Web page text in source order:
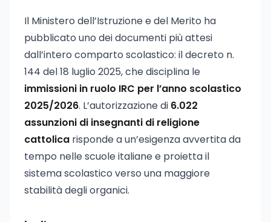
Il Ministero dell’Istruzione e del Merito ha
pubblicato uno dei documenti più attesi
dall’intero comparto scolastico: il decreto n.
144 del 18 luglio 2025, che disciplina le
immissioni in ruolo IRC per l’anno scolastico
2025/2026. L’autorizzazione di 6.022
assunzioni di insegnanti di religione
cattolica risponde a un’esigenza avvertita da
tempo nelle scuole italiane e proietta il
sistema scolastico verso una maggiore
stabilità degli organici.